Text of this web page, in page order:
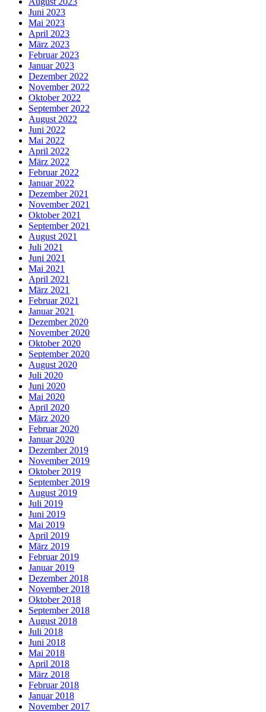
Juni 2023
Mai 2023
April 2023
März 2023
Februar 2023
Januar 2023
Dezember 2022
November 2022
Oktober 2022
September 2022
August 2022
Juni 2022
Mai 2022
April 2022
März 2022
Februar 2022
Januar 2022
Dezember 2021
November 2021
Oktober 2021
September 2021
August 2021
Juli 2021
Juni 2021
Mai 2021
April 2021
März 2021
Februar 2021
Januar 2021
Dezember 2020
November 2020
Oktober 2020
September 2020
August 2020
Juli 2020
Juni 2020
Mai 2020
April 2020
März 2020
Februar 2020
Januar 2020
Dezember 2019
November 2019
Oktober 2019
September 2019
August 2019
Juli 2019
Juni 2019
Mai 2019
April 2019
März 2019
Februar 2019
Januar 2019
Dezember 2018
November 2018
Oktober 2018
September 2018
August 2018
Juli 2018
Juni 2018
Mai 2018
April 2018
März 2018
Februar 2018
Januar 2018
November 2017